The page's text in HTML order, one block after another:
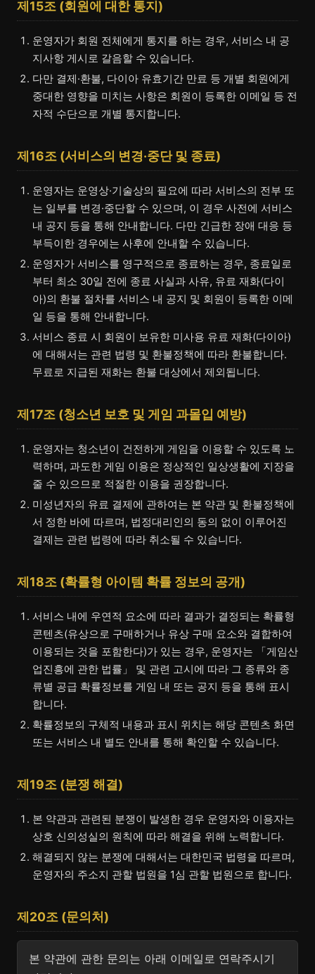
제15조 (회원에 대한 통지)
운영자가 회원 전체에게 통지를 하는 경우, 서비스 내 공
지사항 게시로 갈음할 수 있습니다.
다만 결제·환불, 다이아 유효기간 만료 등 개별 회원에게
중대한 영향을 미치는 사항은 회원이 등록한 이메일 등 전
자적 수단으로 개별 통지합니다.
제16조 (서비스의 변경·중단 및 종료)
운영자는 운영상·기술상의 필요에 따라 서비스의 전부 또
는 일부를 변경·중단할 수 있으며, 이 경우 사전에 서비스
내 공지 등을 통해 안내합니다. 다만 긴급한 장애 대응 등
부득이한 경우에는 사후에 안내할 수 있습니다.
운영자가 서비스를 영구적으로 종료하는 경우, 종료일로
부터 최소 30일 전에 종료 사실과 사유, 유료 재화(다이
아)의 환불 절차를 서비스 내 공지 및 회원이 등록한 이메
일 등을 통해 안내합니다.
서비스 종료 시 회원이 보유한 미사용 유료 재화(다이아)
에 대해서는 관련 법령 및 환불정책에 따라 환불합니다.
무료로 지급된 재화는 환불 대상에서 제외됩니다.
제17조 (청소년 보호 및 게임 과몰입 예방)
운영자는 청소년이 건전하게 게임을 이용할 수 있도록 노
력하며, 과도한 게임 이용은 정상적인 일상생활에 지장을
줄 수 있으므로 적절한 이용을 권장합니다.
미성년자의 유료 결제에 관하여는 본 약관 및 환불정책에
서 정한 바에 따르며, 법정대리인의 동의 없이 이루어진
결제는 관련 법령에 따라 취소될 수 있습니다.
제18조 (확률형 아이템 확률 정보의 공개)
서비스 내에 우연적 요소에 따라 결과가 결정되는 확률형
콘텐츠(유상으로 구매하거나 유상 구매 요소와 결합하여
이용되는 것을 포함한다)가 있는 경우, 운영자는 「게임산
업진흥에 관한 법률」 및 관련 고시에 따라 그 종류와 종
류별 공급 확률정보를 게임 내 또는 공지 등을 통해 표시
합니다.
확률정보의 구체적 내용과 표시 위치는 해당 콘텐츠 화면
또는 서비스 내 별도 안내를 통해 확인할 수 있습니다.
제19조 (분쟁 해결)
본 약관과 관련된 분쟁이 발생한 경우 운영자와 이용자는
상호 신의성실의 원칙에 따라 해결을 위해 노력합니다.
해결되지 않는 분쟁에 대해서는 대한민국 법령을 따르며,
운영자의 주소지 관할 법원을 1심 관할 법원으로 합니다.
제20조 (문의처)
본 약관에 관한 문의는 아래 이메일로 연락주시기